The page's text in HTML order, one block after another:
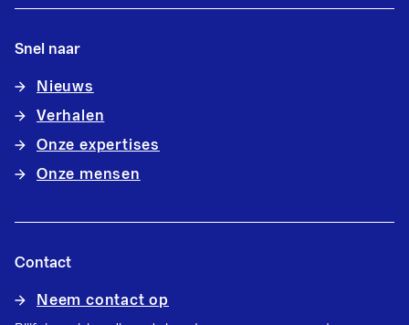
Snel naar
Nieuws
Verhalen
Onze expertises
Onze mensen
Contact
Neem contact op